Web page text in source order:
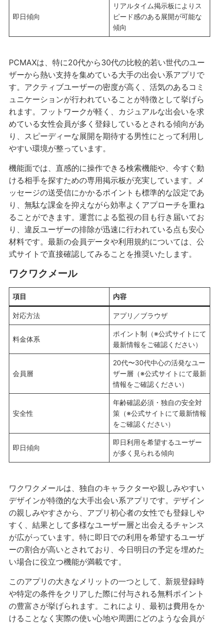
即日傾向
リアルタイム掲示板によりス
ピード感のある展開が可能な
傾向
PCMAXは、特に20代から30代の比較的若い世代のユー
ザーから熱い支持を集めている大手の出会い系アプリで
す。アクティブユーザーの密度が高く、活気のあるコミ
ュニケーションが行われていることが特徴として挙げら
れます。フットワークが軽く、カジュアルな出会いを求
めている女性会員が多く登録しているとされる傾向があ
り、スピーディーな展開を期待する男性にとって利用し
やすい環境が整っています。
機能面では、直感的に操作できる検索機能や、今すぐ動
ける相手を探すための専用掲示板が充実しています。メ
ッセージの送受信にかかるポイントも標準的な設定であ
り、無駄な課金を抑えながら効率よくアプローチを重ね
ることができます。運営による監視の目も行き届いてお
り、違反ユーザーの排除が迅速に行われている点も安心
材料です。最新の会員データや利用規約については、公
式サイトで直接確認してみることを推奨いたします。
ワクワクメール
項目 内容
対応方法 アプリ／ブラウザ
料金体系
ポイント制（※公式サイトにて
最新情報をご確認ください）
会員層
20代〜30代中心の活発なユー
ザー層（※公式サイトにて最新
情報をご確認ください）
安全性
年齢確認必須・独自の安全対
策（※公式サイトにて最新情報
をご確認ください）
即日傾向
即日利用を希望するユーザー
が多く見られる傾向
ワクワクメールは、独自のキャラクターや親しみやすい
デザインが特徴的な大手出会い系アプリです。デザイン
の親しみやすさから、アプリ初心者の女性でも登録しや
すく、結果として多様なユーザー層と出会えるチャンス
が広がっています。特に即日での利用を希望するユーザ
ーの割合が高いとされており、今日明日の予定を埋めた
い場合に役立つ機能が満載です。
このアプリの大きなメリットの一つとして、新規登録時
や特定の条件をクリアした際に付与される無料ポイント
の豊富さが挙げられます。これにより、最初は費用をか
けることなく実際の使い心地や周囲にどのような会員が